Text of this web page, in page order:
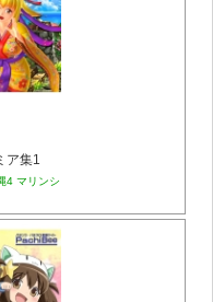
ア集1
4 マリンシ